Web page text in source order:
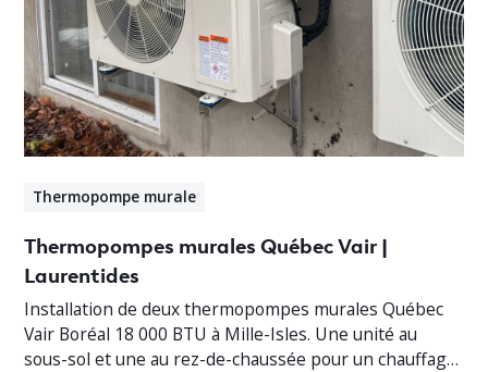
Thermopompe murale
Thermopompes murales Québec Vair |
Laurentides
Installation de deux thermopompes murales Québec
Vair Boréal 18 000 BTU à Mille-Isles. Une unité au
sous-sol et une au rez-de-chaussée pour un chauffage